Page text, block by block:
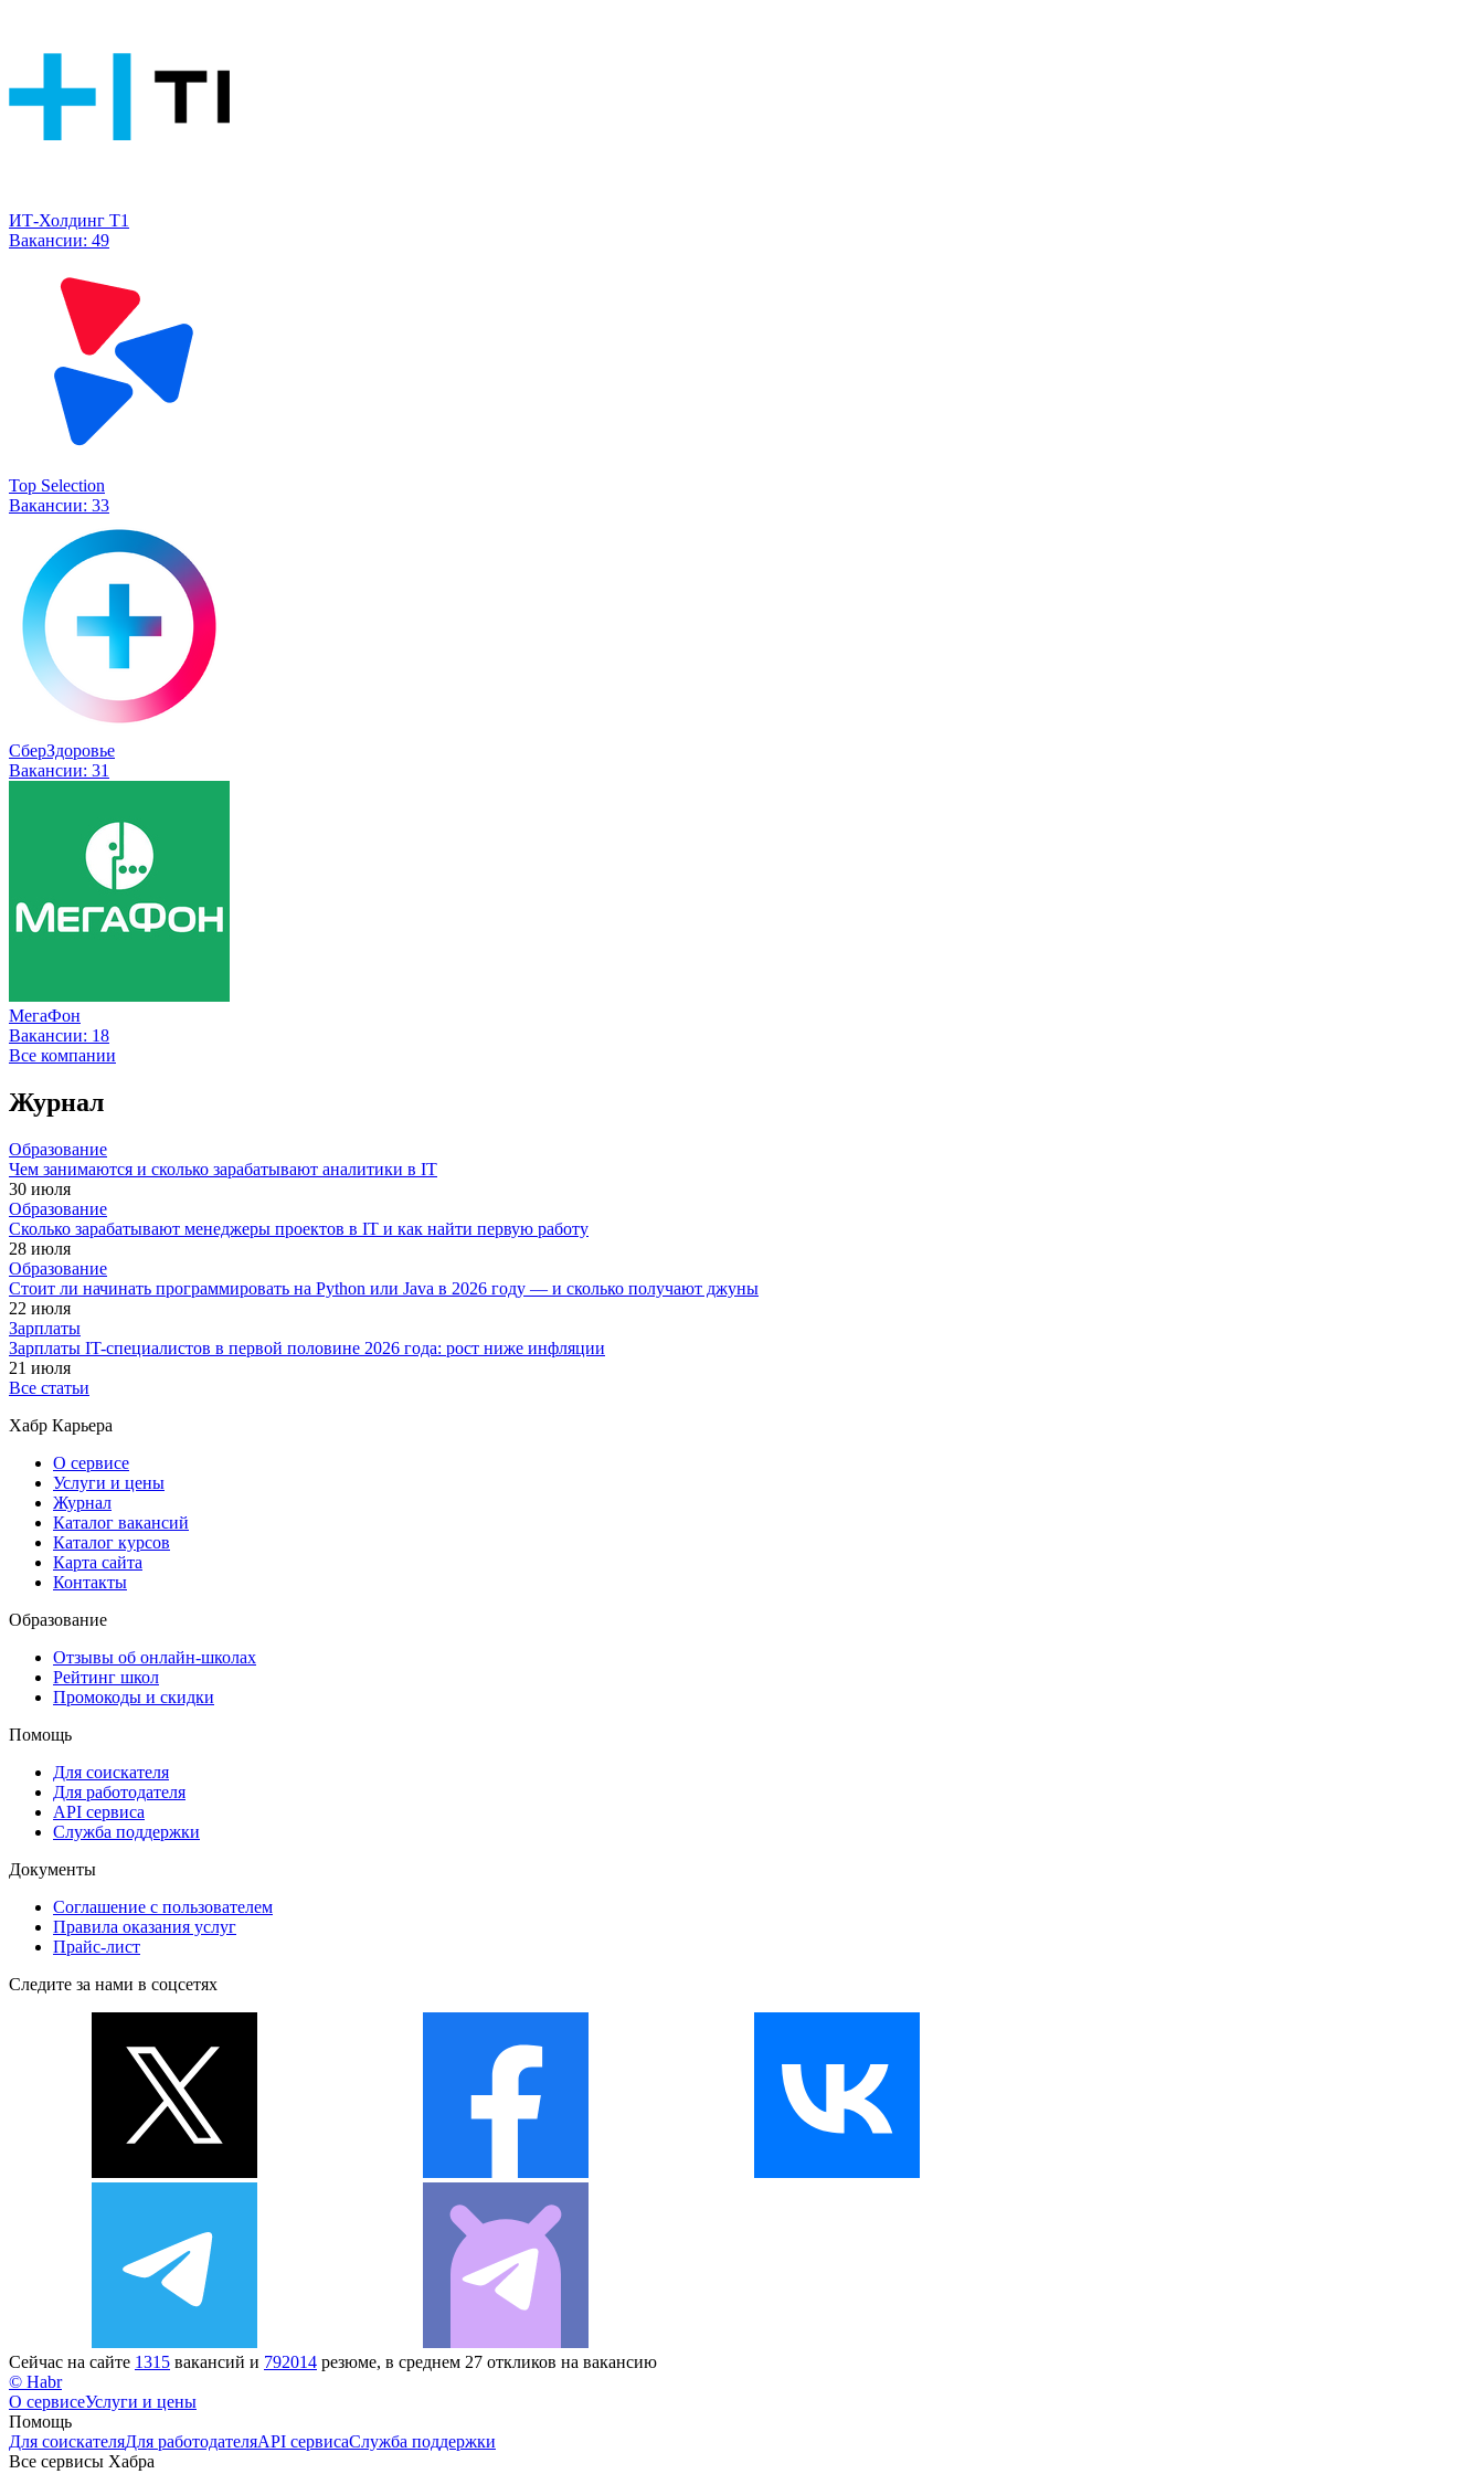
ИТ-Холдинг Т1
Вакансии: 49
Top Selection
Вакансии: 33
СберЗдоровье
Вакансии: 31
МегаФон
Вакансии: 18
Все компании
Журнал
Образование
Чем занимаются и сколько зарабатывают аналитики в IT
30 июля
Образование
Сколько зарабатывают менеджеры проектов в IT и как найти первую работу
28 июля
Образование
Стоит ли начинать программировать на Python или Java в 2026 году — и сколько получают джуны
22 июля
Зарплаты
Зарплаты IT-специалистов в первой половине 2026 года: рост ниже инфляции
21 июля
Все статьи
Хабр Карьера
О сервисе
Услуги и цены
Журнал
Каталог вакансий
Каталог курсов
Карта сайта
Контакты
Образование
Отзывы об онлайн-школах
Рейтинг школ
Промокоды и скидки
Помощь
Для соискателя
Для работодателя
API сервиса
Служба поддержки
Документы
Соглашение с пользователем
Правила оказания услуг
Прайс-лист
Следите за нами в соцсетях
Сейчас на сайте 1315 вакансий и 792014 резюме, в среднем 27 откликов на вакансию
© Habr
О сервисеУслуги и цены
Помощь
Для соискателяДля работодателяAPI сервисаСлужба поддержки
Все сервисы Хабра